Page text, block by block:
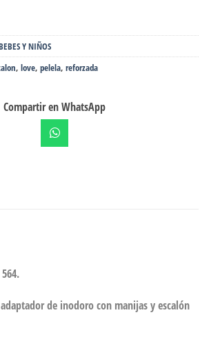
Y NIÑOS
, love, pelela, reforzada
Compartir en WhatsApp
de inodoro con manijas y escalón